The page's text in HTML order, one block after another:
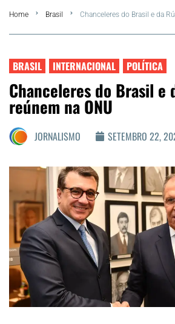
FLA Araru 2026
Região dos Lagos
Matérias Exclusivas
Home Brasil Chanceleres do Brasil e da
BRASIL INTERNACIONAL POLÍTICA
Chanceleres do Brasil e
reúnem na ONU
JORNALISMO SETEMBRO 22,